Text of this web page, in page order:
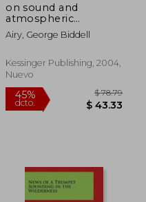
on sound and
atmospheric
vibrations with the
mathematical
(en Inglés)
Airy, George Biddell
Kessinger Publishing, 2004,
Nuevo